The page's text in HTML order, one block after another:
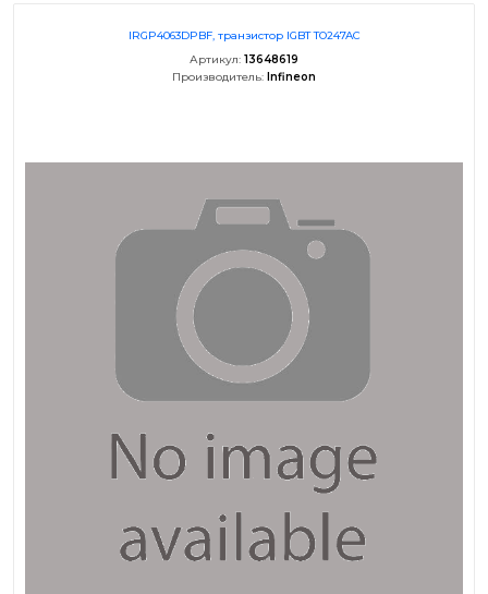
IRGP4063DPBF, транзистор IGBT TO247AC
Артикул: 13648619
Производитель: Infineon